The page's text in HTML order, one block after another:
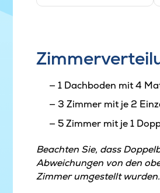
1 Dachboden mit 4
3 Zimmer mit je 2
5 Zimmer mit je 1
Beachten Sie, dass
Abweichungen von den
Zimmer umgestellt wurden.